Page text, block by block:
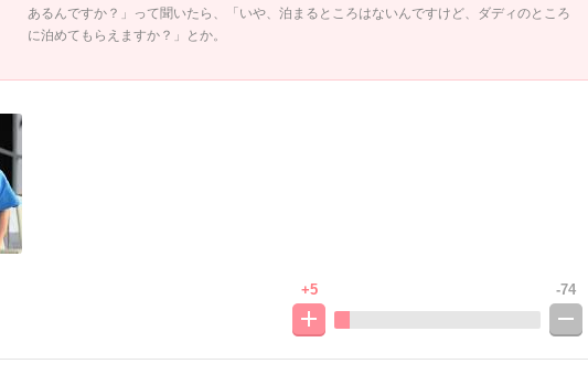
あるんですか？」って聞いたら、「いや、泊まるところはないんですけど、ダディのところ
に泊めてもらえますか？」とか。
+5 -74